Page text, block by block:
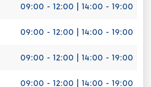
09:00 - 12:00 | 14:00 - 19:00
09:00 - 12:00 | 14:00 - 19:00
09:00 - 12:00 | 14:00 - 19:00
09:00 - 12:00 | 14:00 - 19:00